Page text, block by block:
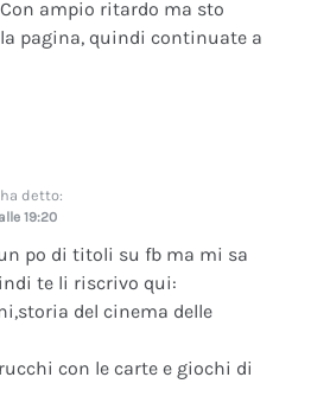
ampio ritardo ma sto
pagina, quindi continuate a
ha detto:
19:20
po di titoli su fb ma mi sa
te li riscrivo qui:
del cinema delle
con le carte e giochi di